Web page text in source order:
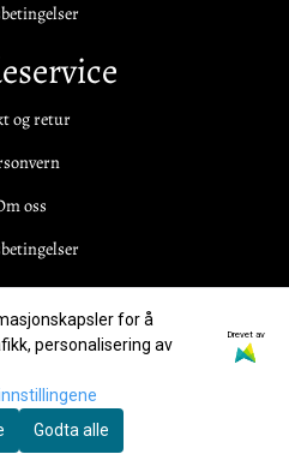
og retur
oss
for å få oppdateringer fra oss.
E-post
for å
personalisering av
Drevet av
Godta alle